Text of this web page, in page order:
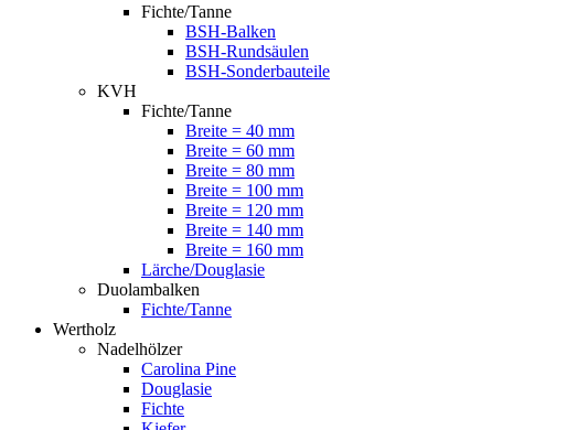
Fichte/Tanne
BSH-Balken
BSH-Rundsäulen
BSH-Sonderbauteile
KVH
Fichte/Tanne
Breite = 40 mm
Breite = 60 mm
Breite = 80 mm
Breite = 100 mm
Breite = 120 mm
Breite = 140 mm
Breite = 160 mm
Lärche/Douglasie
Duolambalken
Fichte/Tanne
Wertholz
Nadelhölzer
Carolina Pine
Douglasie
Fichte